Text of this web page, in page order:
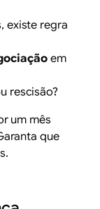
existe regra
em
rescisão?
um mês
que